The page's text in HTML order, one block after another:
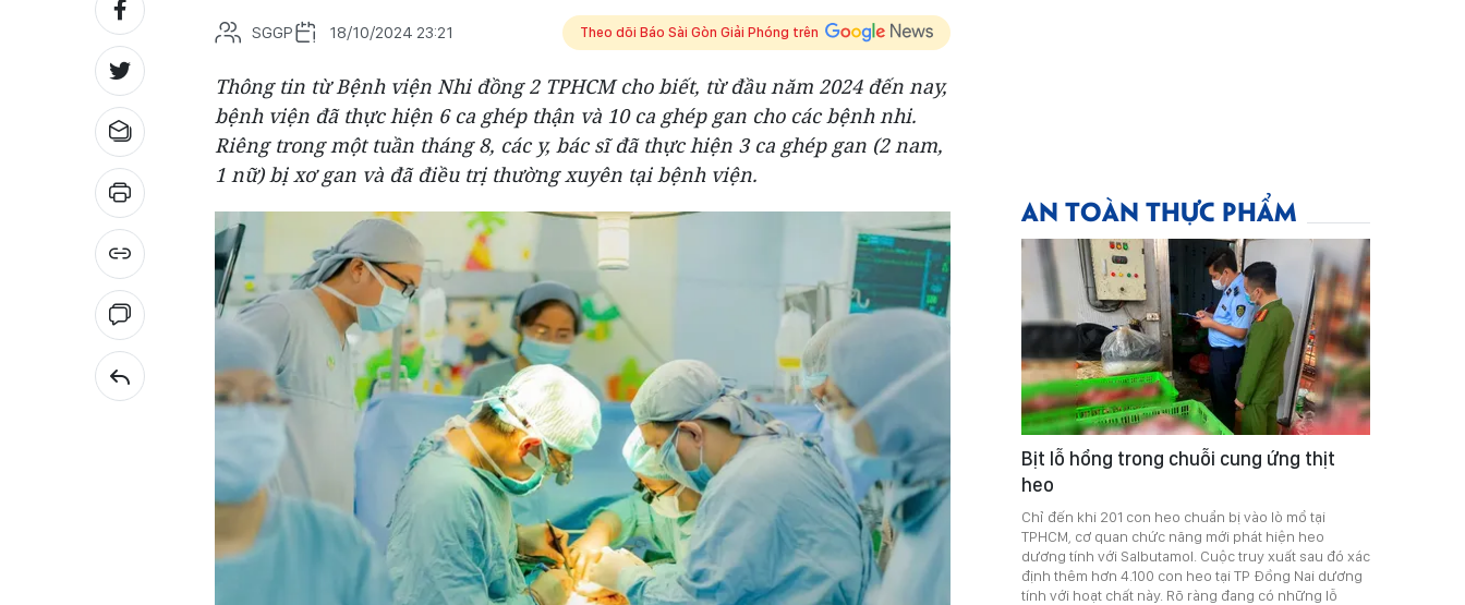
SGGP 18/10/2024 23:21 Theo dõi Báo Sài Gòn Giải Phóng trên
Thông tin từ Bệnh viện Nhi đồng 2 TPHCM cho biết, từ đầu năm 2024 đến nay,
bệnh viện đã thực hiện 6 ca ghép thận và 10 ca ghép gan cho các bệnh nhi.
Riêng trong một tuần tháng 8, các y, bác sĩ đã thực hiện 3 ca ghép gan (2 nam,
1 nữ) bị xơ gan và đã điều trị thường xuyên tại bệnh viện.
AN TOÀN THỰC PHẨM
Bịt lỗ hổng trong chuỗi cung ứng thịt
heo
Chỉ đến khi 201 con heo chuẩn bị vào lò mổ tại
TPHCM, cơ quan chức năng mới phát hiện heo
dương tính với Salbutamol. Cuộc truy xuất sau đó xác
định thêm hơn 4.100 con heo tại TP Đồng Nai dương
tính với hoạt chất này. Rõ ràng đang có những lỗ